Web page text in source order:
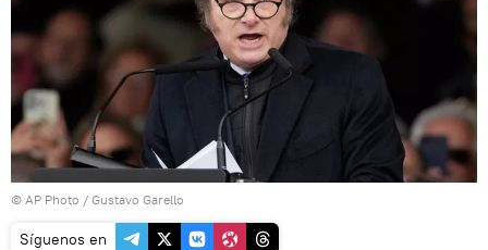
© AP Photo / Gustavo Garello
Síguenos en